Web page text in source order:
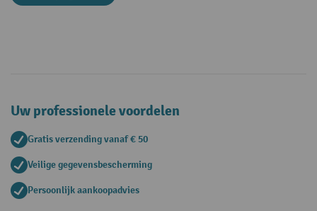
Uw professionele voordelen
Gratis verzending vanaf € 50
Veilige gegevensbescherming
Persoonlijk aankoopadvies